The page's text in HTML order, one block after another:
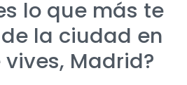
lo que más te
la ciudad en
Madrid?